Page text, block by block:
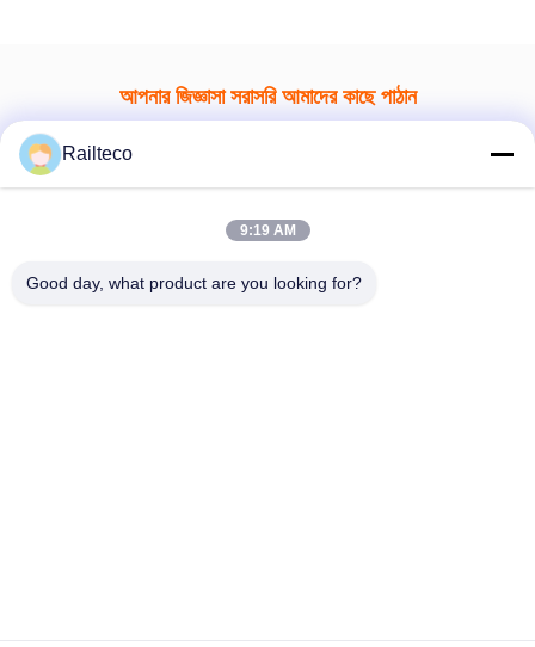
আপনার জিজ্ঞাসা সরাসরি আমাদের কাছে পাঠান
Railteco
9:19 AM
Good day, what product are you looking for?